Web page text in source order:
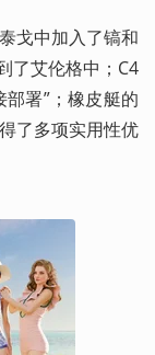
戈中加入了镐和
了艾伦格中；C4
部署”；橡皮艇的
了多项实用性优